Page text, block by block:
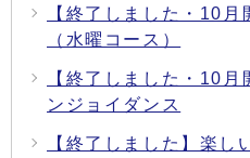
【終了しました・10
（水曜コース）
【終了しました・10
ンジョイダンス
【終了しました】楽し